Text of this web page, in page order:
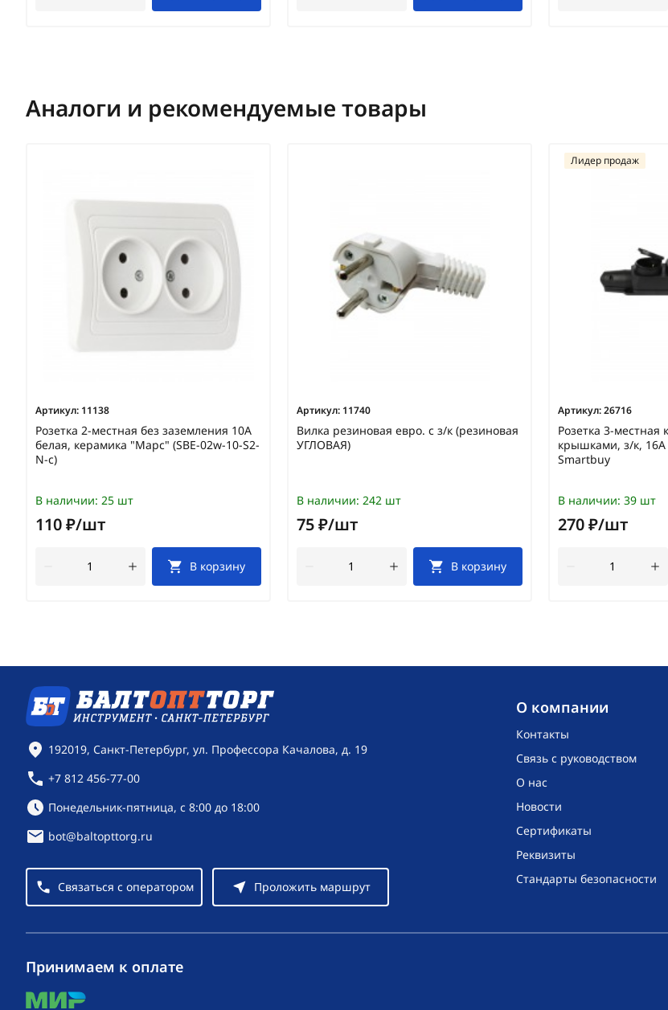
Аналоги и рекомендуемые товары
Артикул: 11138
Розетка 2-местная без заземления 10А
белая, керамика "Марс" (SBE-02w-10-S2-
N-c)
В наличии: 25 шт
110 ₽/шт
В корзину
Артикул: 11740
Вилка резиновая евро. с з/к (резиновая
УГЛОВАЯ)
В наличии: 242 шт
75 ₽/шт
В корзину
Артикул:26716
Розетка 3-местная
крышками, з/к,
Smartbuy
Лидер продаж
В наличии: 39 шт
270 ₽/шт
O компании
Контакты
Связь с руководством
О нас
Новости
Сертификаты
Реквизиты
Стандарты безопасности
Контактная информация
192019, Санкт-Петербург, ул. Профессора Качалова, д. 19
+7 812 456-77-00
Режим работы:
Понедельник-пятница, с 8:00 до 18:00
bot@baltopttorg.ru
Связаться с оператором Проложить маршрут
Принимаем к оплате
mir